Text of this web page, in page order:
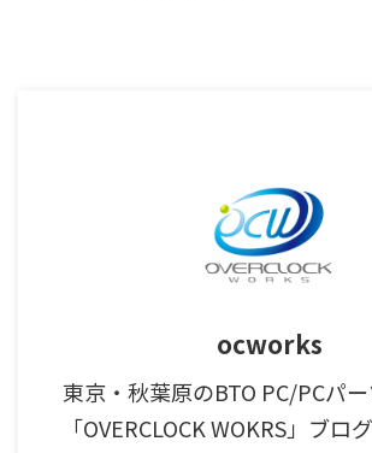
ocworks
東京・秋葉原のBTO PC/PCパ
「OVERCLOCK WOKRS」ブロ